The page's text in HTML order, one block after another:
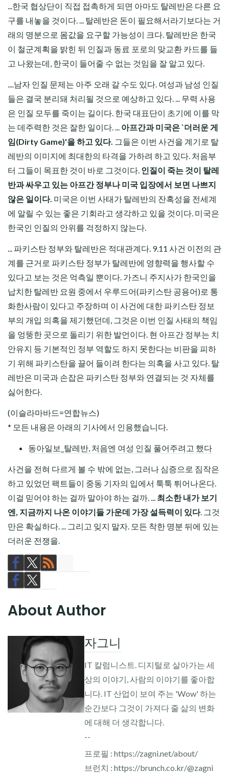
...한국 협상단이 직접 접촉하게 되면 아마도 탈레반은 다른 요
구를 내놓을 것이다. ... 탈레반은 돈이 필요해서라기보다는 거
래의 명분으로 몸값을 요구할 가능성이 크다. 탈레반은 한국
이 철군계획을 밝힌 뒤 인질과 동료 포로의 맞교환 카드를 들
고 나왔는데, 한국이 들어줄 수 없는 것임을 잘 알고 있다.
....남자 인질 문제는 아주 오래 갈 수도 있다. 여성과 남성 인질
들은 결국 분리돼 처리될 것으로 예상하고 있다. ... 무력 사용
은 인질 모두를 죽이는 길이다. 한국 대표단이 초기에 이를 막
는 데주력한 것은 잘한 일이다. ... 아프간과 미국은 `더러운 게
임(Dirty Game)'을 하고 있다. 그들은 이번 사건을 계기로 탈
레반의 이미지에 최대한의 타격을 가하려 하고 있다. 처음부
터 그들이 목표한 것이 바로 그것이다. 인질이 죽는 것이 탈레
반과 싸우고 있는 아프간 정부나 미국 입장에서 보면 나쁘지
않은 일이다. 미국은 이번 사태가 탈레반의 잔혹성을 전세계
에 알릴 수 있는 좋은 기회라고 생각하고 있을 것이다. 미국은
한국인 인질의 안위를 걱정하지 않는다.
... 파키스탄 정부와 탈레반은 적대관계다. 9.11 사건 이전의 관
계를 근거로 파키스탄 정부가 탈레반에 영향력을 행사할 수
있다고 보는 것은 억측일 뿐이다. 가즈니 주지사가 한국인을
납치한 탈레반 요원 중에서 우루드어(파키스탄 공용어)로 통
화한사람이 있다고 주장하며 이 사건에 대한 파키스탄 정보
부의 개입 의혹을 제기했던데, 그것은 이번 인질 사태의 책임
을 엉뚱한 곳으로 돌리기 위한 발언이다. 현 아프간 정부는 치
안유지 등 기본적인 정부 역할도 하지 못한다는 비판을 피하
기 위해 파키스탄을 끌어 들이려 한다는 의혹을 사고 있다. 탈
레반은 미국과 손잡은 파키스탄 정부와 연결되는 것 자체를
싫어한다.
(이슬라마바드=연합뉴스)
* 모든 내용은 아래의 기사에서 인용했습니다.
동아일보_탈레반, 처음엔 여성 인질 풀어주려고 했다
사건을 전혀 다르게 볼 수 밖에 없는, 그러나 심증으로 짐작은
하고 있었던 팩트들이 중동 기자의 입에서 툭툭 튀어나온다.
이걸 믿어야 하는 걸까 말아야 하는 걸까. ... 최소한 내가 보기
엔, 지금까지 나온 이야기들 가운데 가장 설득력이 있다. 그것
만은 확실하다. ... 그리고 잊지 말자. 모든 착한 명분 뒤에 있는
더러운 전쟁을.
About Author
자그니
IT 칼럼니스트. 디지털로 살아가는 세
상의 이야기, 사람의 이야기를 좋아합
니다. IT 산업이 보여 주는 'Wow' 하는
순간보다 그것이 가져다 줄 삶의 변화
에 대해 더 생각합니다.
--
프로필 : https://zagni.net/about/
브런치 : https://brunch.co.kr/@zagni